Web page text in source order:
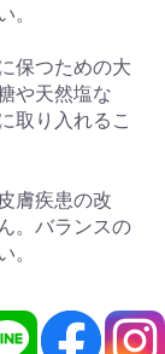
。
保つための大
や天然塩な
取り入れるこ
膚疾患の改
。バランスの
。